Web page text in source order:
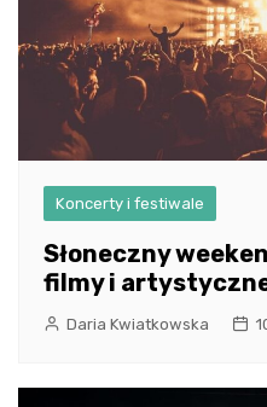
Koncerty i festiwale
Słoneczny
filmy i
Daria Kwiatkowska